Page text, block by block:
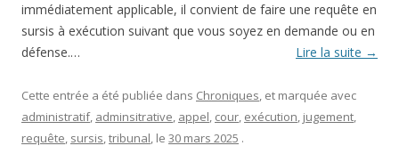
immédiatement applicable, il convient de faire une requête en
sursis à exécution suivant que vous soyez en demande ou en
défense.…
Lire la suite →
Cette entrée a été publiée dans Chroniques, et marquée avec
administratif, adminsitrative, appel, cour, exécution, jugement,
requête, sursis,tribunal, le 30 mars 2025 .